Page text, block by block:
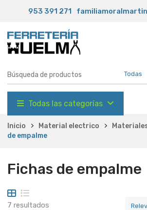
953 391 271
Todas las categorías
Inicio Material electrico
de empalme
Fichas de empalme
7 resultados